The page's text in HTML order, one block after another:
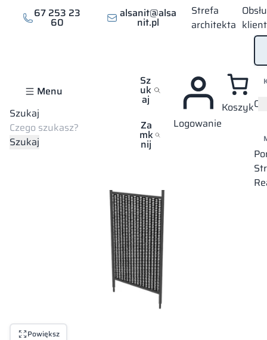
67 253 23
60
alsanit@alsa
nit.pl
Strefa
architekta
Menu
Szukaj
Szukaj
Sz
uk
aj
Za
mk
nij
Logowanie
Koszyk
Strona główna Oferta Meble kontraktowe Partycje
Powiększ